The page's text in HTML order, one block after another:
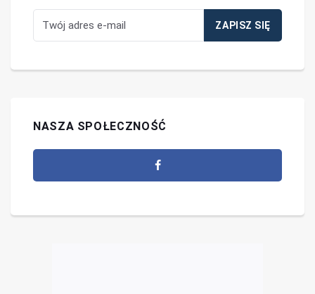
NASZA SPOŁECZNOŚĆ